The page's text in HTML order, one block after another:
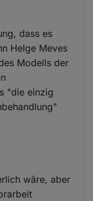
dass es
Helge Meves
Modells der
"die einzig
wäre, aber